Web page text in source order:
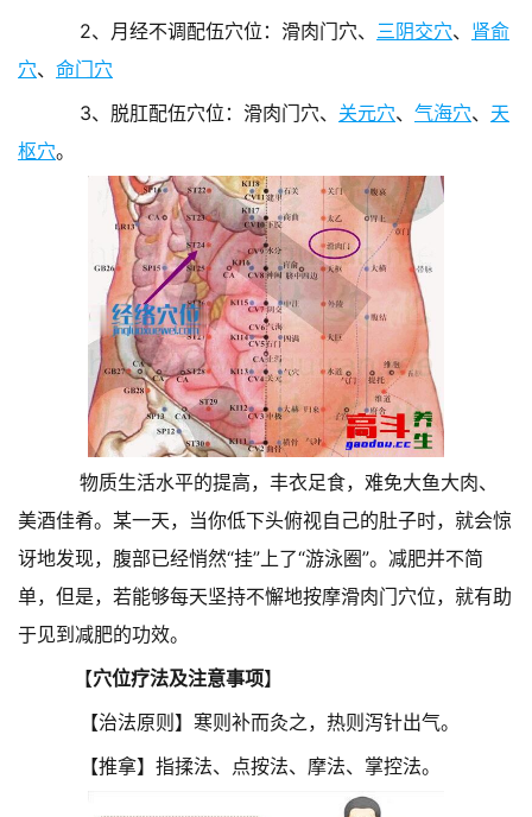
2、月经不调配伍穴位：滑肉门穴、 三阴交穴、 肾俞
穴、 命门穴
3、脱肛配伍穴位：滑肉门穴、 关元穴、 气海穴、 天
枢穴。
物质生活水平的提高，丰衣足食，难免大鱼大肉、
美酒佳肴。某一天，当你低下头俯视自己的肚子时，就会惊
讶地发现，腹部已经悄然“挂”上了“游泳圈”。减肥并不简
单，但是，若能够每天坚持不懈地按摩滑肉门穴位，就有助
于见到减肥的功效。
【穴位疗法及注意事项】
【治法原则】寒则补而灸之，热则泻针出气。
【推拿】指揉法、点按法、摩法、掌控法。